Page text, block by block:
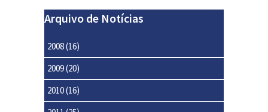
Arquivo de Notícias
2008(16)
2009(20)
2010(16)